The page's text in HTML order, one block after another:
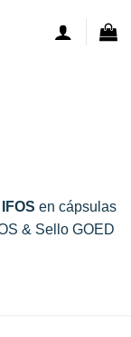
en cápsulas
& Sello GOED